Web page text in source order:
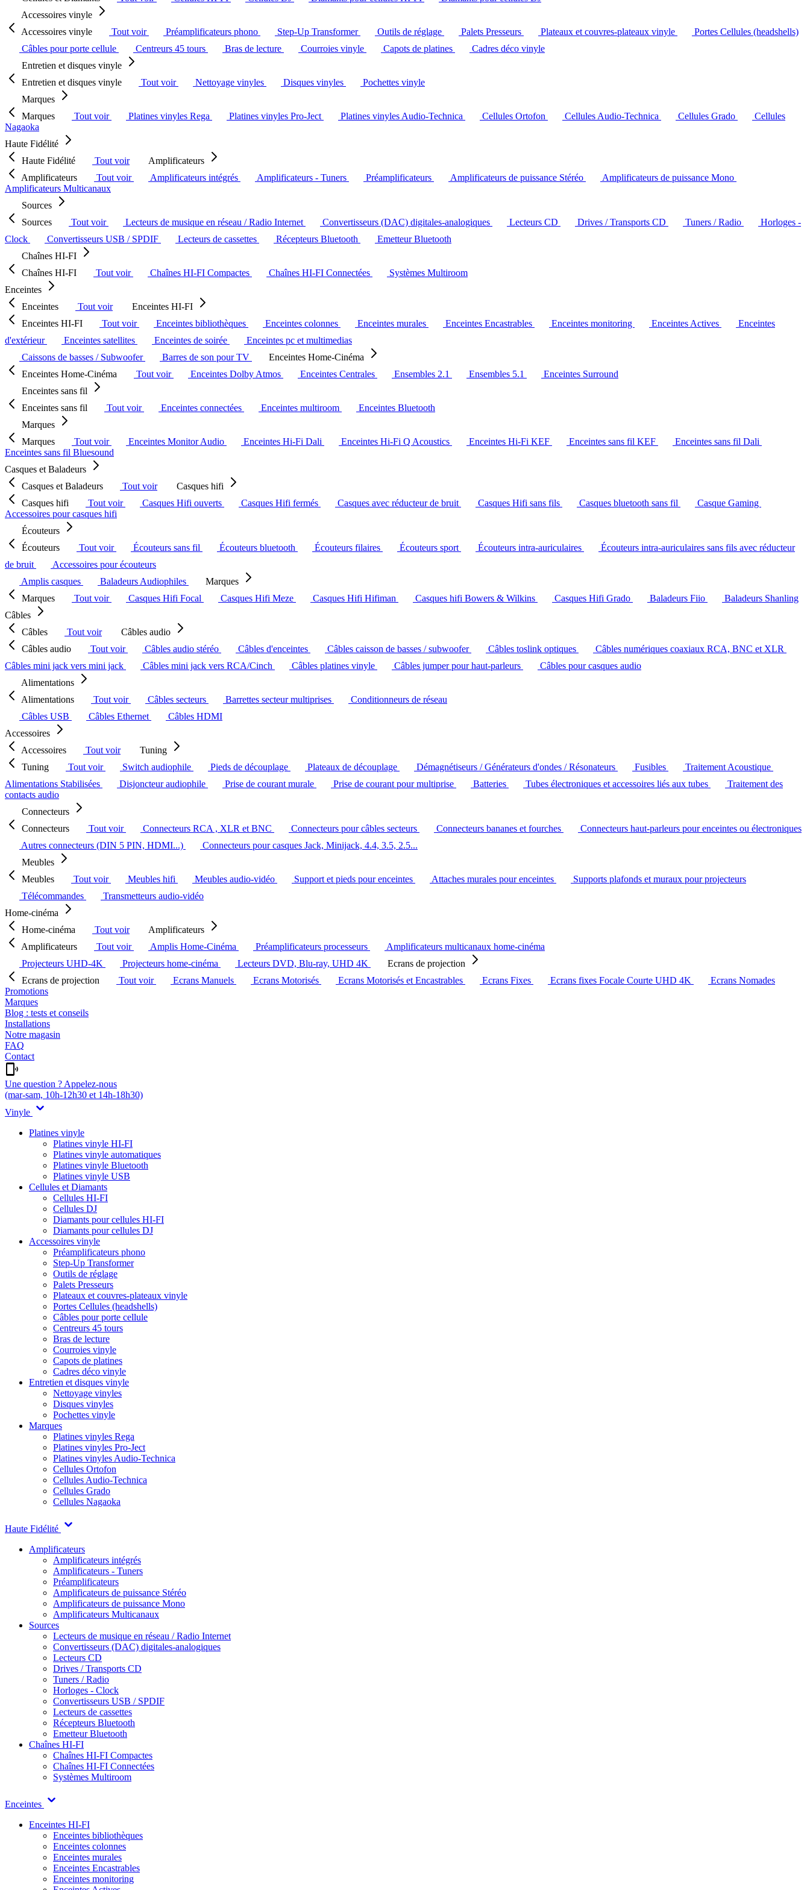
Accessoires vinyle
Accessoires vinyle
Tout voir Préamplificateurs phono Step-Up Transformer Outils de réglage Palets Presseurs Plateaux et couvres-plateaux vinyle
Portes Cellules (headshells)
Câbles pour porte cellule
Centreurs 45 tours Bras de lecture Courroies vinyle Capots de platines
Cadres déco vinyle
Entretien et disques vinyle
Entretien et disques vinyle
Tout voir Nettoyage vinyles Disques vinyles
Pochettes vinyle
Marques
Marques
Tout voir Platines vinyles Rega Platines vinyles Pro-Ject Platines vinyles Audio-Technica Cellules Ortofon Cellules Audio-Technica Cellules Grado
Cellules
Nagaoka
Haute Fidélité
Haute Fidélité
Tout voir
Amplificateurs
Amplificateurs
Tout voir Amplificateurs intégrés Amplificateurs - Tuners Préamplificateurs Amplificateurs de puissance Stéréo
Amplificateurs de puissance Mono
Amplificateurs Multicanaux
Sources
Sources
Tout voir Lecteurs de musique en réseau / Radio Internet Convertisseurs (DAC) digitales-analogiques Lecteurs CD Drives / Transports CD Tuners / Radio
Horloges -
Clock
Convertisseurs USB / SPDIF Lecteurs de cassettes Récepteurs Bluetooth
Emetteur Bluetooth
Chaînes HI-FI
Chaînes HI-FI
Tout voir Chaînes HI-FI Compactes Chaînes HI-FI Connectées
Systèmes Multiroom
Enceintes
Enceintes
Tout voir
Enceintes HI-FI
Enceintes HI-FI
Tout voir Enceintes bibliothèques Enceintes colonnes Enceintes murales Enceintes Encastrables Enceintes monitoring Enceintes Actives
Enceintes
d'extérieur
Enceintes satellites Enceintes de soirée
Enceintes pc et multimedias
Caissons de basses / Subwoofer
Barres de son pour TV
Enceintes Home-Cinéma
Enceintes Home-Cinéma
Tout voir Enceintes Dolby Atmos Enceintes Centrales Ensembles 2.1 Ensembles 5.1
Enceintes Surround
Enceintes sans fil
Enceintes sans fil
Tout voir Enceintes connectées Enceintes multiroom
Enceintes Bluetooth
Marques
Marques
Tout voir Enceintes Monitor Audio Enceintes Hi-Fi Dali Enceintes Hi-Fi Q Acoustics Enceintes Hi-Fi KEF Enceintes sans fil KEF
Enceintes sans fil Dali
Enceintes sans fil Bluesound
Casques et Baladeurs
Casques et Baladeurs
Tout voir
Casques hifi
Casques hifi
Tout voir Casques Hifi ouverts Casques Hifi fermés Casques avec réducteur de bruit Casques Hifi sans fils Casques bluetooth sans fil
Casque Gaming
Accessoires pour casques hifi
Écouteurs
Écouteurs
Tout voir Écouteurs sans fil Écouteurs bluetooth Écouteurs filaires Écouteurs sport Écouteurs intra-auriculaires
Écouteurs intra-auriculaires sans fils avec réducteur
de bruit
Accessoires pour écouteurs
Amplis casques
Baladeurs Audiophiles
Marques
Marques
Tout voir Casques Hifi Focal Casques Hifi Meze Casques Hifi Hifiman Casques hifi Bowers & Wilkins Casques Hifi Grado Baladeurs Fiio
Baladeurs Shanling
Câbles
Câbles
Tout voir
Câbles audio
Câbles audio
Tout voir Câbles audio stéréo Câbles d'enceintes Câbles caisson de basses / subwoofer Câbles toslink optiques
Câbles numériques coaxiaux RCA, BNC et XLR
Câbles mini jack vers mini jack
Câbles mini jack vers RCA/Cinch Câbles platines vinyle Câbles jumper pour haut-parleurs
Câbles pour casques audio
Alimentations
Alimentations
Tout voir Câbles secteurs Barrettes secteur multiprises
Conditionneurs de réseau
Câbles USB
Câbles Ethernet
Câbles HDMI
Accessoires
Accessoires
Tout voir
Tuning
Tuning
Tout voir Switch audiophile Pieds de découplage Plateaux de découplage Démagnétiseurs / Générateurs d'ondes / Résonateurs Fusibles
Traitement Acoustique
Alimentations Stabilisées
Disjoncteur audiophile Prise de courant murale Prise de courant pour multiprise Batteries Tubes électroniques et accessoires liés aux tubes
Traitement des
contacts audio
Connecteurs
Connecteurs
Tout voir Connecteurs RCA , XLR et BNC Connecteurs pour câbles secteurs Connecteurs bananes et fourches
Connecteurs haut-parleurs pour enceintes ou électroniques
Autres connecteurs (DIN 5 PIN, HDMI...)
Connecteurs pour casques Jack, Minijack, 4.4, 3.5, 2.5...
Meubles
Meubles
Tout voir Meubles hifi Meubles audio-vidéo Support et pieds pour enceintes Attaches murales pour enceintes
Supports plafonds et muraux pour projecteurs
Télécommandes
Transmetteurs audio-vidéo
Home-cinéma
Home-cinéma
Tout voir
Amplificateurs
Amplificateurs
Tout voir Amplis Home-Cinéma Préamplificateurs processeurs
Amplificateurs multicanaux home-cinéma
Projecteurs UHD-4K
Projecteurs home-cinéma Lecteurs DVD, Blu-ray, UHD 4K
Ecrans de projection
Ecrans de projection
Tout voir Ecrans Manuels Ecrans Motorisés Ecrans Motorisés et Encastrables Ecrans Fixes Ecrans fixes Focale Courte UHD 4K
Ecrans Nomades
Promotions
Marques
Blog : tests et conseils
Installations
Notre magasin
FAQ
Contact
Une question ? Appelez-nous
(mar-sam, 10h-12h30 et 14h-18h30)
Vinyle
Platines vinyle
Platines vinyle HI-FI
Platines vinyle automatiques
Platines vinyle Bluetooth
Platines vinyle USB
Cellules et Diamants
Cellules HI-FI
Cellules DJ
Diamants pour cellules HI-FI
Diamants pour cellules DJ
Accessoires vinyle
Préamplificateurs phono
Step-Up Transformer
Outils de réglage
Palets Presseurs
Plateaux et couvres-plateaux vinyle
Portes Cellules (headshells)
Câbles pour porte cellule
Centreurs 45 tours
Bras de lecture
Courroies vinyle
Capots de platines
Cadres déco vinyle
Entretien et disques vinyle
Nettoyage vinyles
Disques vinyles
Pochettes vinyle
Marques
Platines vinyles Rega
Platines vinyles Pro-Ject
Platines vinyles Audio-Technica
Cellules Ortofon
Cellules Audio-Technica
Cellules Grado
Cellules Nagaoka
Haute Fidélité
Amplificateurs
Amplificateurs intégrés
Amplificateurs - Tuners
Préamplificateurs
Amplificateurs de puissance Stéréo
Amplificateurs de puissance Mono
Amplificateurs Multicanaux
Sources
Lecteurs de musique en réseau / Radio Internet
Convertisseurs (DAC) digitales-analogiques
Lecteurs CD
Drives / Transports CD
Tuners / Radio
Horloges - Clock
Convertisseurs USB / SPDIF
Lecteurs de cassettes
Récepteurs Bluetooth
Emetteur Bluetooth
Chaînes HI-FI
Chaînes HI-FI Compactes
Chaînes HI-FI Connectées
Systèmes Multiroom
Enceintes
Enceintes HI-FI
Enceintes bibliothèques
Enceintes colonnes
Enceintes murales
Enceintes Encastrables
Enceintes monitoring